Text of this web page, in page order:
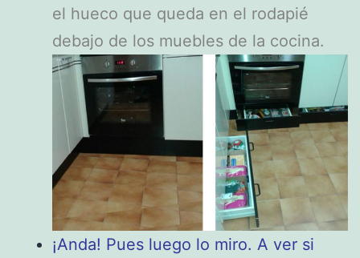
el hueco que queda en el rodapié
debajo de los muebles de la cocina.
¡Anda! Pues luego lo miro. A ver si